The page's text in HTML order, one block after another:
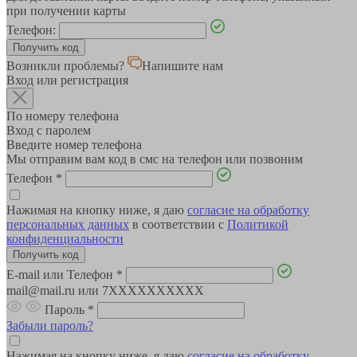
при получении карты
Телефон:
Возникли проблемы?
Напишите нам
Вход или регистрация
По номеру телефона
Вход с паролем
Введите номер телефона
Мы отправим вам код в смс на телефон или позвоним
Телефон *
Нажимая на кнопку ниже, я даю согласие на обработку
персональных данных в соответствии с Политикой
конфиденциальности
E-mail или Телефон *
mail@mail.ru или 7XXXXXXXXXX
Пароль *
Забыли пароль?